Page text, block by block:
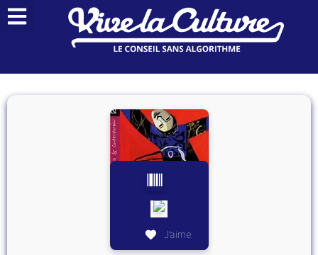
J’aime